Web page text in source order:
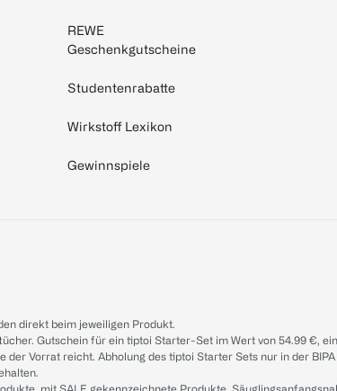
REWE
Geschenkgutscheine
Studentenrabatte
Wirkstoff Lexikon
Gewinnspiele
direkt beim jeweiligen Produkt.
Gutschein für ein tiptoi Starter-Set im Wert von 54.99 €,
der Vorrat reicht. Abholung des tiptoi Starter Sets nur in der
mit SALE gekennzeichnete Produkte,